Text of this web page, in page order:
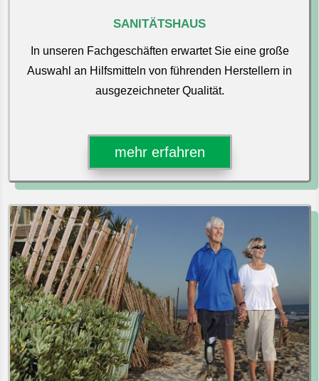
SANITÄTSHAUS
In unseren Fachgeschäften erwartet Sie eine große
Auswahl an Hilfsmitteln von führenden Herstellern in
ausgezeichneter Qualität.
mehr erfahren